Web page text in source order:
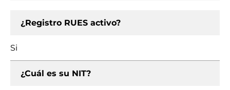
¿Registro RUES activo?
Si
¿Cuál es su NIT?